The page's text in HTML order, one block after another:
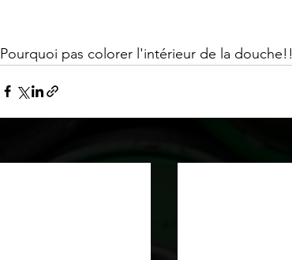
Pourquoi pas colorer l'intérieur de la douche!!